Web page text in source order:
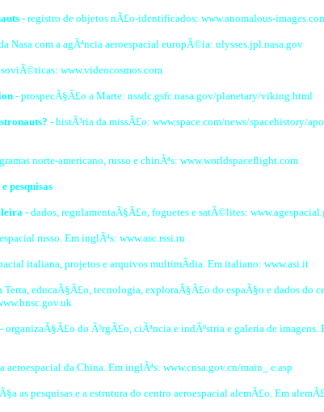
- registro de objetos nÃ£o-identificados: www.anomalous-
Nasa com a agÃªncia aeroespacial europÃ©ia: ulysses.jpl.nasa.gov
www.videocosmos.com
- prospecÃ§Ã£o a Marte: nssdc.gsfc.nasa.gov/planetary/viking.html
- histÃ³ria da missÃ£o: www.space.com/news/spacehistory/
norte-americano, russo e chinÃªs: www.worldspaceflight.com
pesquisas
- dados, regulamentaÃ§Ã£o, foguetes e satÃ©lites:
russo. Em inglÃªs: www.asc.rssi.ru
italiana, projetos e arquivos multimÃ­dia. Em italiano: www.asi.it
Terra, educaÃ§Ã£o, tecnologia, exploraÃ§Ã£o do espaÃ§o e dados do
- organizaÃ§Ã£o do Ã³rgÃ£o, ciÃªncia e indÃºstria e galeria de imagens.
aeroespacial da China. Em inglÃªs: www.cnsa.gov.cn/main_ e.asp
as pesquisas e a estrutura do centro aeroespacial alemÃ£o. Em